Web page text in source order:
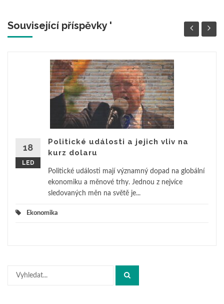
Související příspěvky '
18
LED
Politické události a jejich vliv na
kurz dolaru
Politické události mají významný dopad na globální
ekonomiku a měnové trhy. Jednou z nejvíce
sledovaných měn na světě je...
Ekonomika
Hledat: